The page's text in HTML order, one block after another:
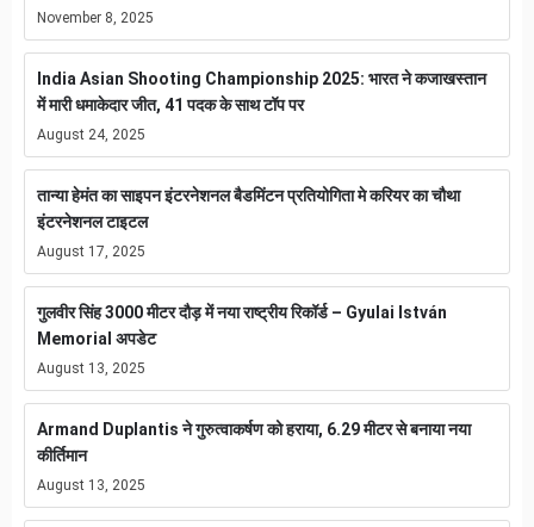
November 8, 2025
India Asian Shooting Championship 2025: भारत ने कजाखस्तान
में मारी धमाकेदार जीत, 41 पदक के साथ टॉप पर
August 24, 2025
तान्या हेमंत का साइपन इंटरनेशनल बैडमिंटन प्रतियोगिता मे करियर का चौथा
इंटरनेशनल टाइटल
August 17, 2025
गुलवीर सिंह 3000 मीटर दौड़ में नया राष्ट्रीय रिकॉर्ड – Gyulai István
Memorial अपडेट
August 13, 2025
Armand Duplantis ने गुरुत्वाकर्षण को हराया, 6.29 मीटर से बनाया नया
कीर्तिमान
August 13, 2025